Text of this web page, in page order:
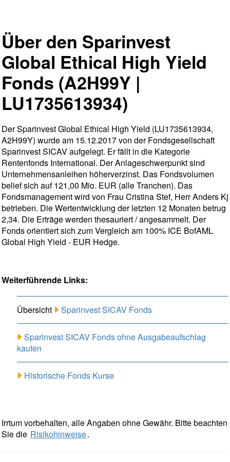
Über den Sparinvest
Global Ethical High Yield
Fonds (A2H99Y |
LU1735613934)
Der Sparinvest Global Ethical High Yield (LU1735613934,
A2H99Y) wurde am 15.12.2017 von der Fondsgesellschaft
Sparinvest SICAV aufgelegt. Er fällt in die Kategorie
Rentenfonds International. Der Anlageschwerpunkt sind
Unternehmensanleihen höherverzinst. Das Fondsvolumen
belief sich auf 121,00 Mio. EUR (alle Tranchen). Das
Fondsmanagement wird von Frau Cristina Stef, Herr Anders Kj
betrieben. Die Wertentwicklung der letzten 12 Monaten betrug
2,34. Die Erträge werden thesauriert / angesammelt. Der
Fonds orientiert sich zum Vergleich am 100% ICE BofAML
Global High Yield - EUR Hedge.
Weiterführende Links:
Übersicht Sparinvest SICAV Fonds
Sparinvest SICAV Fonds ohne Ausgabeaufschlag
kaufen
Historische Fonds Kurse
Irrtum vorbehalten, alle Angaben ohne Gewähr. Bitte beachten
Sie die Risikohinweise.